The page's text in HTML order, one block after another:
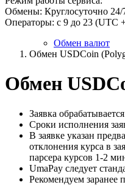
Обмены: Круглосуточно 24/
Операторы: с 9 до 23 (UTC
Обмен валют
Обмен USDCoin
Обмен
Заявка
Сроки исполнения
В заявке указан
отклонения курса в
парсера курсов 1-2
UmaPay следует
Рекомендуем заранее